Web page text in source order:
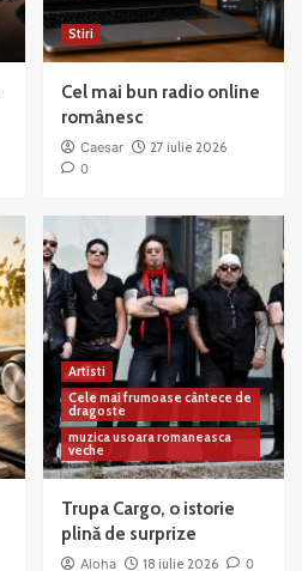
Stiri
Cel mai bun radio online
românesc
Caesar
27 iulie 2026
0
Artisti
Cele mai frumoase cântece de
dragoste
muzica usoara romaneasca
veche
Trupa Cargo, o istorie
plină de surprize
Aloha 18 iulie 2026 0